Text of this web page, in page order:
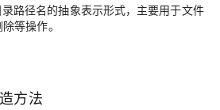
路径名的抽象表示形式，主要用于文件
等操作。
方法